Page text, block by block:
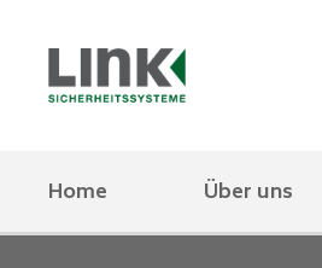
Home Über uns